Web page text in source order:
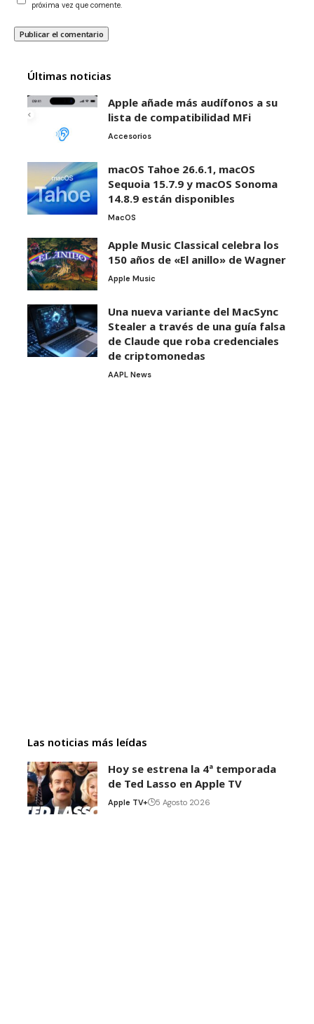
próxima vez que comente.
Últimas noticias
Apple añade más audífonos a su
lista de compatibilidad MFi
Accesorios
macOS Tahoe 26.6.1, macOS
Sequoia 15.7.9 y macOS Sonoma
14.8.9 están disponibles
MacOS
Apple Music Classical celebra los
150 años de «El anillo» de Wagner
Apple Music
Una nueva variante del MacSync
Stealer a través de una guía falsa
de Claude que roba credenciales
de criptomonedas
AAPL News
Las noticias más leídas
Hoy se estrena la 4ª temporada
de Ted Lasso en Apple TV
Apple TV+ 5 Agosto 2026